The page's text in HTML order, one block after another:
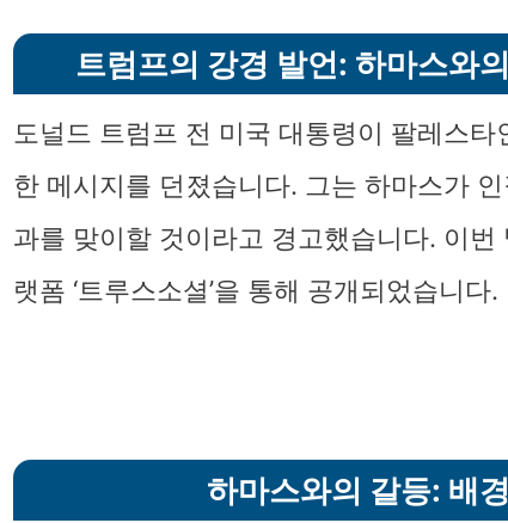
트럼프의 강경 발언: 하마스와
도널드 트럼프 전 미국 대통령이 팔레스
한 메시지를 던졌습니다. 그는 하마스가
과를 맞이할 것이라고 경고했습니다. 이
랫폼 ‘트루스소셜’을 통해 공개되었습니다.
하마스와의 갈등: 배